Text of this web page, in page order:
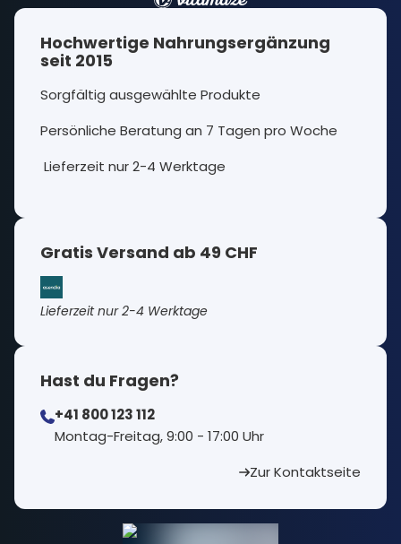
Hochwertige Nahrungsergänzung
seit 2015
Sorgfältig ausgewählte Produkte
Persönliche Beratung an 7 Tagen pro Woche
Lieferzeit nur 2-4 Werktage
Gratis Versand ab 49 CHF
Lieferzeit nur 2-4 Werktage
Hast du Fragen?
+41 800 123 112
⁠Montag-Freitag, 9:00 - 17:00 Uhr
Zur Kontaktseite